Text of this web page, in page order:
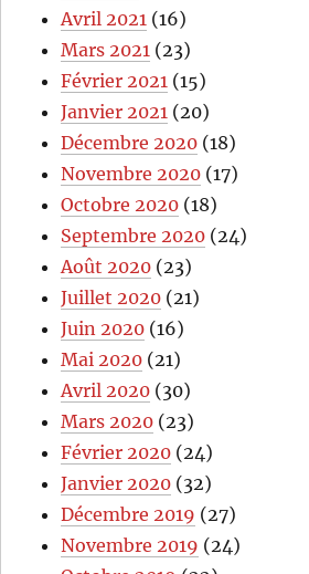
Avril 2021 (16)
Mars 2021 (23)
Février 2021 (15)
Janvier 2021 (20)
Décembre 2020 (18)
Novembre 2020 (17)
Octobre 2020 (18)
Septembre 2020 (24)
Août 2020 (23)
Juillet 2020 (21)
Juin 2020 (16)
Mai 2020 (21)
Avril 2020 (30)
Mars 2020 (23)
Février 2020 (24)
Janvier 2020 (32)
Décembre 2019 (27)
Novembre 2019 (24)